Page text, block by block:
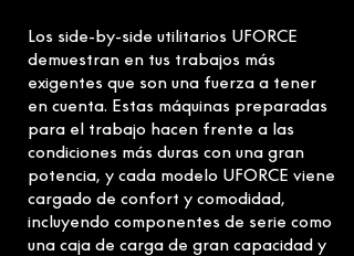
Los side-by-side utilitarios UFORCE
demuestran en tus trabajos más
exigentes que son una fuerza a tener
en cuenta. Estas máquinas preparadas
para el trabajo hacen frente a las
condiciones más duras con una gran
potencia, y cada modelo UFORCE viene
cargado de confort y comodidad,
incluyendo componentes de serie como
una caja de carga de gran capacidad y